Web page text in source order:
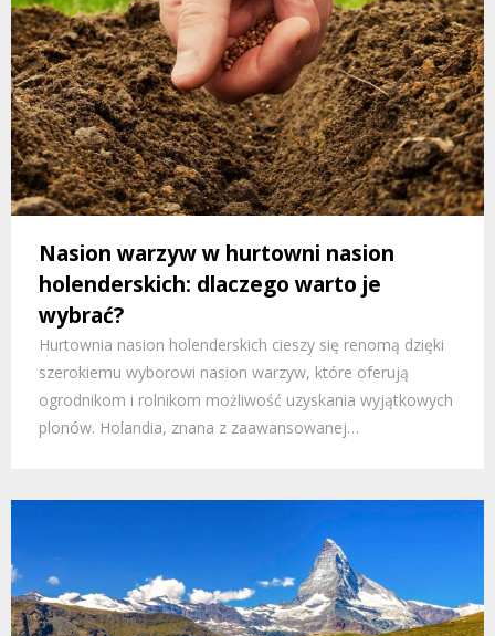
Nasion warzyw w hurtowni nasion
holenderskich: dlaczego warto je
wybrać?
Hurtownia nasion holenderskich cieszy się renomą dzięki
szerokiemu wyborowi nasion warzyw, które oferują
ogrodnikom i rolnikom możliwość uzyskania wyjątkowych
plonów. Holandia, znana z zaawansowanej…